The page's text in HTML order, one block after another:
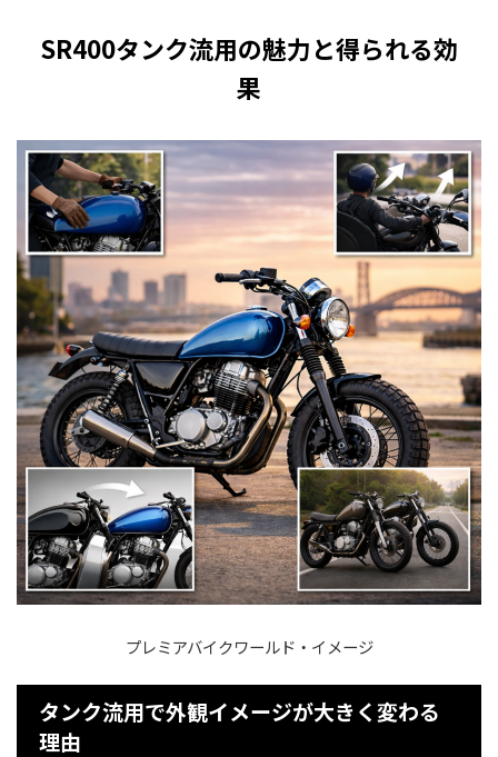
SR400タンク流用の魅力と得られる効
果
プレミアバイクワールド・イメージ
タンク流用で外観イメージが大きく変わる
理由